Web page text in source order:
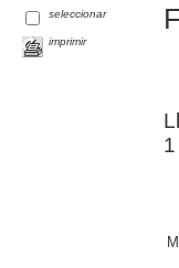
seleccionar
imprimir